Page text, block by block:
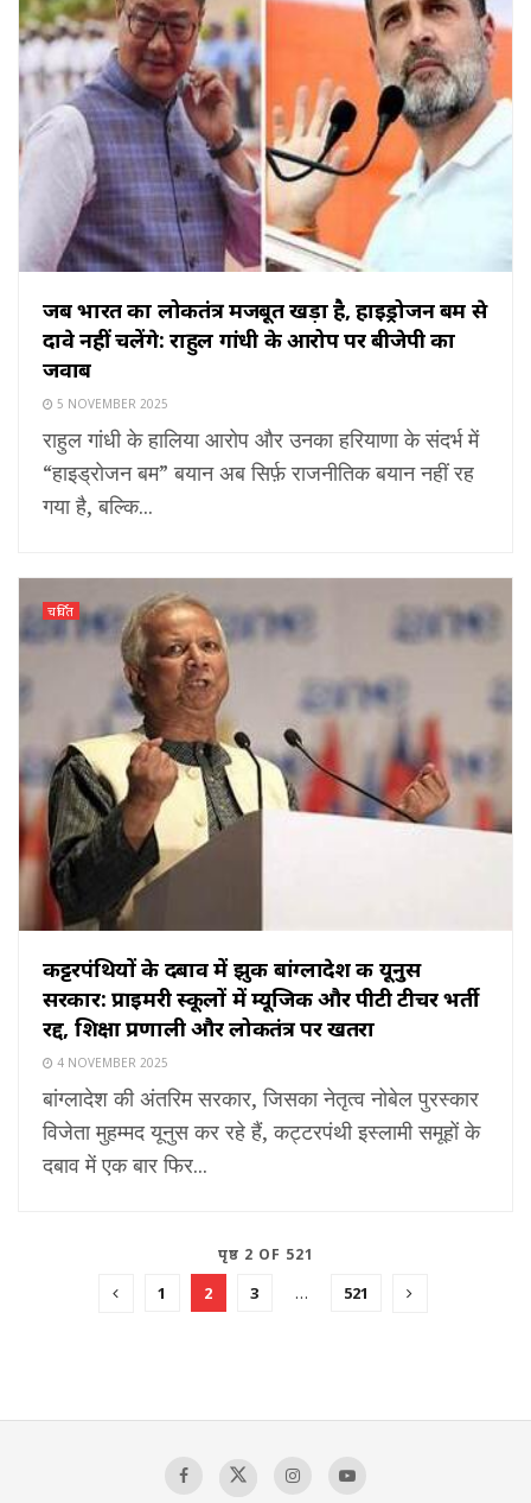
जब भारत का लोकतंत्र मजबूत खड़ा है, हाइड्रोजन बम से
दावे नहीं चलेंगे: राहुल गांधी के आरोप पर बीजेपी का
जवाब
5 NOVEMBER 2025
राहुल गांधी के हालिया आरोप और उनका हरियाणा के संदर्भ में
“हाइड्रोजन बम” बयान अब सिर्फ़ राजनीतिक बयान नहीं रह
गया है, बल्कि...
चर्चित
कट्टरपंथियों के दबाव में झुकी बांग्लादेश की यूनुस
सरकार: प्राइमरी स्कूलों में म्यूजिक और पीटी टीचर भर्ती
रद्द, शिक्षा प्रणाली और लोकतंत्र पर खतरा
4 NOVEMBER 2025
बांग्लादेश की अंतरिम सरकार, जिसका नेतृत्व नोबेल पुरस्कार
विजेता मुहम्मद यूनुस कर रहे हैं, कट्टरपंथी इस्लामी समूहों के
दबाव में एक बार फिर...
पृष्ठ 2 OF 521
1 2 3 … 521